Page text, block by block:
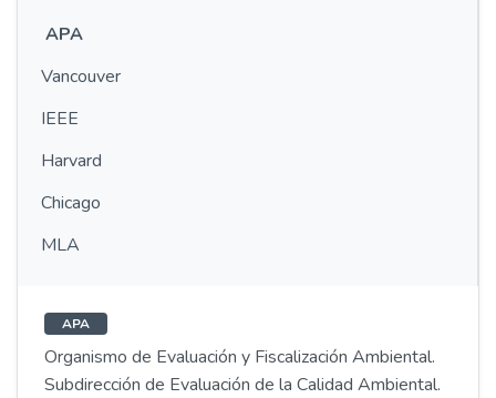
APA
Vancouver
IEEE
Harvard
Chicago
MLA
APA
Organismo de Evaluación y Fiscalización Ambiental.
Subdirección de Evaluación de la Calidad Ambiental.